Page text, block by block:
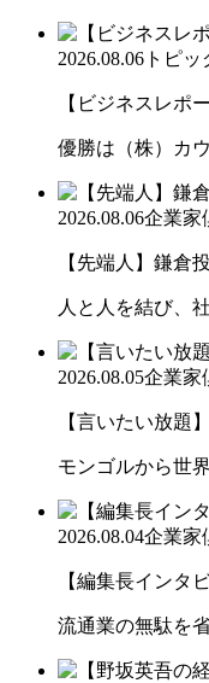
2026.08.06 トピッ
【ビジネスレポ
優勝は（株）カ
2026.08.06企業家
【先端人】鎌
人と人を結び、
2026.08.05企業家
【言いたい放題
モンゴルから世
2026.08.04企業家
【編集長イン
流通業の無駄を